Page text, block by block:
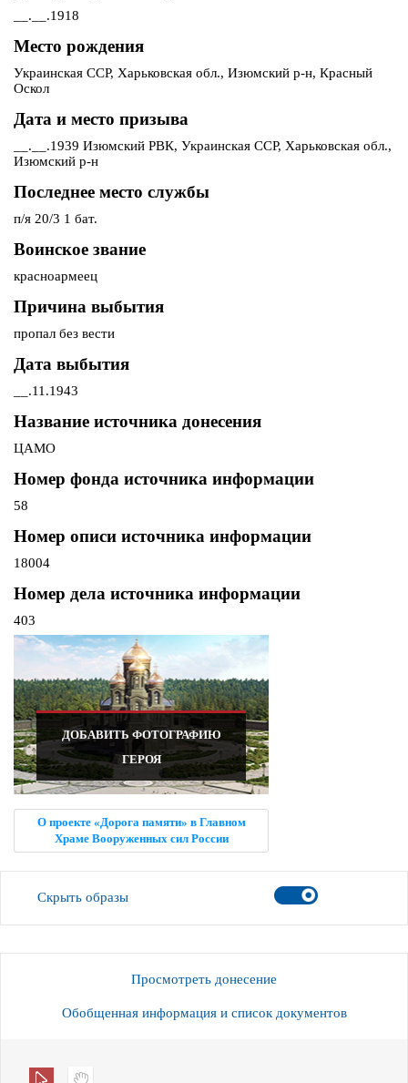
__.__.1918
Место рождения
Украинская ССР, Харьковская обл., Изюмский р-н, Красный
Оскол
Дата и место призыва
__.__.1939 Изюмский РВК, Украинская ССР, Харьковская обл.,
Изюмский р-н
Последнее место службы
п/я 20/3 1 бат.
Воинское звание
красноармеец
Причина выбытия
пропал без вести
Дата выбытия
__.11.1943
Название источника донесения
ЦАМО
Номер фонда источника информации
58
Номер описи источника информации
18004
Номер дела источника информации
403
ДОБАВИТЬ ФОТОГРАФИЮ
ГЕРОЯ
О проекте «Дорога памяти» в Главном
Храме Вооруженных сил России
Скрыть образы
Просмотреть донесение
Обобщенная информация и список документов